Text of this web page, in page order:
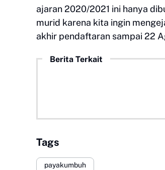
ajaran 2020/2021 ini hanya
murid karena kita ingin
akhir pendaftaran sampai 22
Berita Terkait
Tags
payakumbuh